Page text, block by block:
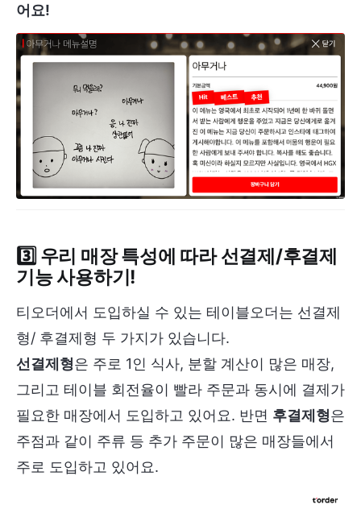
어요!
3️⃣ 우리 매장 특성에 따라 선결제/후결제
기능 사용하기!
티오더에서 도입하실 수 있는 테이블오더는 선결제
형/ 후결제형 두 가지가 있습니다.
선결제형은 주로 1인 식사, 분할 계산이 많은 매장,
그리고 테이블 회전율이 빨라 주문과 동시에 결제가
필요한 매장에서 도입하고 있어요. 반면 후결제형은
주점과 같이 주류 등 추가 주문이 많은 매장들에서
주로 도입하고 있어요.